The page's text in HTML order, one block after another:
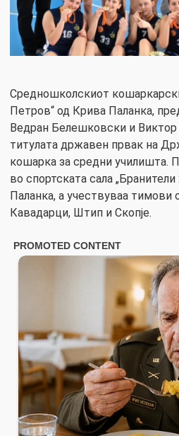
Средношколскиот
Петров“ од Крива Паланка,
Ведран Белешковски и Виктор
титулата државен првак на
кошарка за средни училишта.
во спортската сала
Паланка, а учествуваа тимови
Кавадарци, Штип и Скопје.